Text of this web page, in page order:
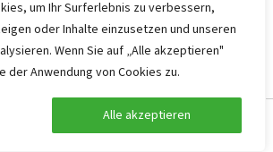
um Ihr Surferlebnis zu verbessern,
oder Inhalte einzusetzen und unseren
Wenn Sie auf „Alle akzeptieren"
der Anwendung von Cookies zu.
Alle akzeptieren
Filter anzeigen
Filter anzeigen